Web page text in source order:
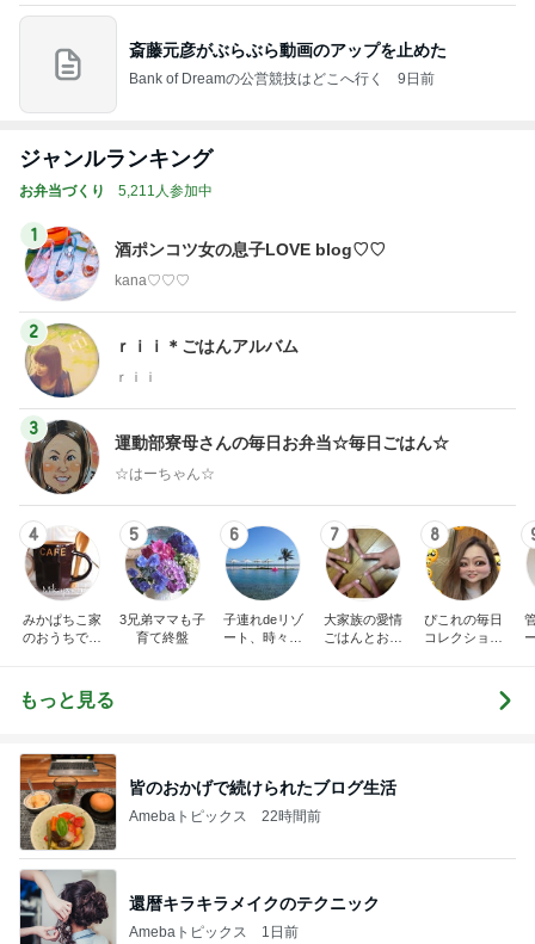
斎藤元彦がぶらぶら動画のアップを止めた
Bank of Dreamの公営競技はどこへ行く 9日前
ジャンルランキング
お弁当づくり 5,211人参加中
1
酒ポンコツ女の息子LOVE blog♡♡
kana♡♡♡
2
ｒｉｉ＊ごはんアルバム
ｒｉｉ
3
運動部寮母さんの毎日お弁当☆毎日ごはん☆
☆はーちゃん☆
4
みかぱちこ家
のおうちでご
5
3兄弟ママも子
育て終盤
6
子連れdeリゾ
ート、時々キ
7
大家族の愛情
ごはんとお弁
8
ぴこれの毎日
コレクション
もっと見る
皆のおかげで続けられたブログ生活
Amebaトピックス 22時間前
還暦キラキラメイクのテクニック
Amebaトピックス 1日前